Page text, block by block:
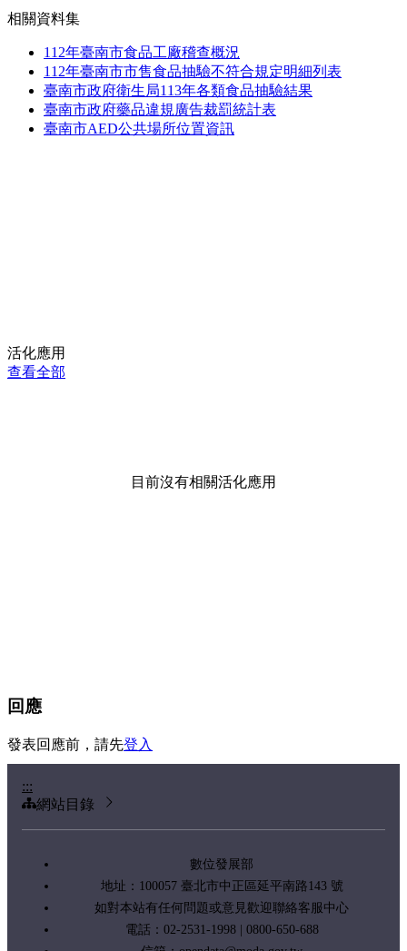
相關資料集
112年臺南市食品工廠稽查概況
112年臺南市市售食品抽驗不符合規定明細列表
臺南市政府衛生局113年各類食品抽驗結果
臺南市政府藥品違規廣告裁罰統計表
臺南市AED公共場所位置資訊
活化應用
查看全部
目前沒有相關活化應用
回應
發表回應前，請先登入
:::
網站目錄
數位發展部
地址：100057 臺北市中正區延平南路143 號
如對本站有任何問題或意見歡迎聯絡客服中心
電話：02-2531-1998 | 0800-650-688